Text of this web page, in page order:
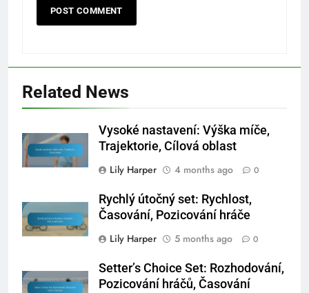
Related News
Vysoké nastavení: Výška míče,
Trajektorie, Cílová oblast
Lily Harper
4 months ago 0
Rychlý útočný set: Rychlost,
Časování, Pozicování hráče
Lily Harper
5 months ago 0
Setter’s Choice Set: Rozhodování,
Pozicování hráčů, Časování